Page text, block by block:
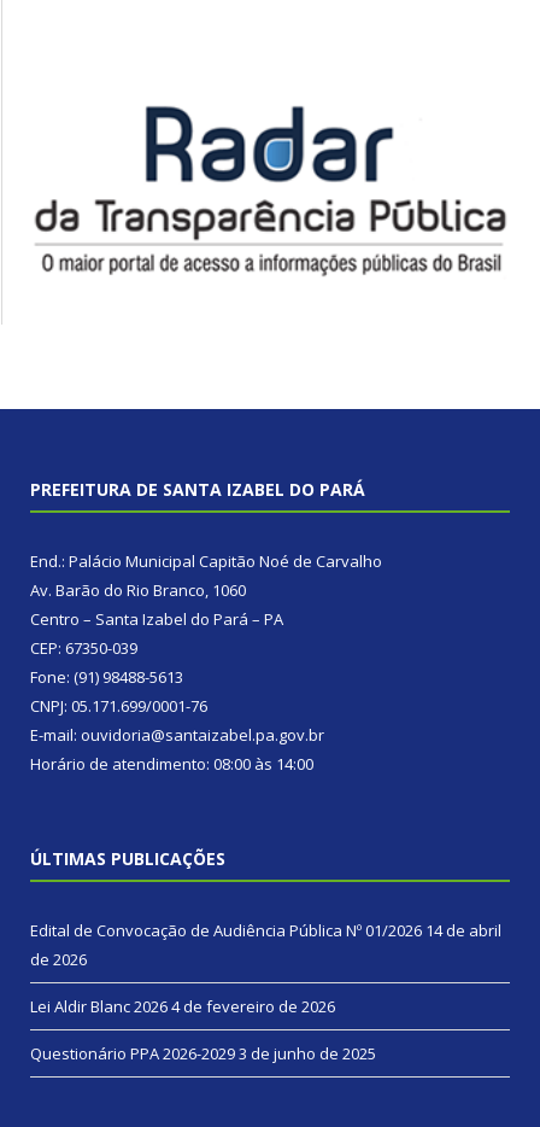
PREFEITURA DE SANTA IZABEL DO PARÁ
End.: Palácio Municipal Capitão Noé de Carvalho
Av. Barão do Rio Branco, 1060
Centro – Santa Izabel do Pará – PA
CEP: 67350-039
Fone: (91) 98488-5613
CNPJ: 05.171.699/0001-76
E-mail: ouvidoria@santaizabel.pa.gov.br
Horário de atendimento: 08:00 às 14:00
ÚLTIMAS PUBLICAÇÕES
Edital de Convocação de Audiência Pública Nº 01/2026 14 de abril
de 2026
Lei Aldir Blanc 20264 de fevereiro de 2026
Questionário PPA 2026-20293 de junho de 2025